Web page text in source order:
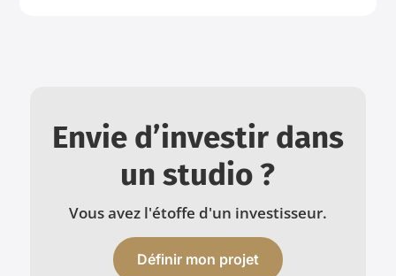
Envie d’investir dans
un studio ?
Vous avez l'étoffe d'un investisseur.
Définir mon projet